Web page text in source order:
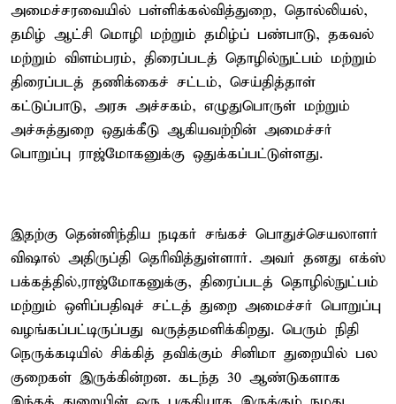
அமைச்சரவையில் பள்ளிக்கல்வித்துறை, தொல்லியல்,
தமிழ் ஆட்சி மொழி மற்றும் தமிழ்ப் பண்பாடு, தகவல்
மற்றும் விளம்பரம், திரைப்படத் தொழில்நுட்பம் மற்றும்
திரைப்படத் தணிக்கைச் சட்டம், செய்தித்தாள்
கட்டுப்பாடு, அரசு அச்சகம், எழுதுபொருள் மற்றும்
அச்சுத்துறை ஒதுக்கீடு ஆகியவற்றின் அமைச்சர்
பொறுப்பு ராஜ்மோகனுக்கு ஒதுக்கப்பட்டுள்ளது.
இதற்கு தென்னிந்திய நடிகர் சங்கச் பொதுச்செயலாளர்
விஷால் அதிருப்தி தெரிவித்துள்ளார். அவர் தனது எக்ஸ்
பக்கத்தில்,ராஜ்மோகனுக்கு, திரைப்படத் தொழில்நுட்பம்
மற்றும் ஒளிப்பதிவுச் சட்டத் துறை அமைச்சர் பொறுப்பு
வழங்கப்பட்டிருப்பது வருத்தமளிக்கிறது. பெரும் நிதி
நெருக்கடியில் சிக்கித் தவிக்கும் சினிமா துறையில் பல
குறைகள் இருக்கின்றன. கடந்த 30 ஆண்டுகளாக